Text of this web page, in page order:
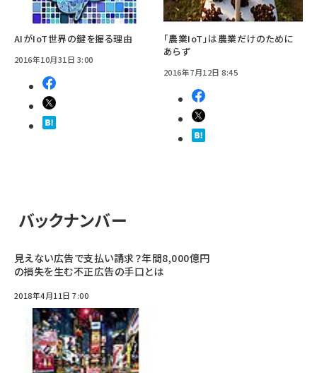
AIがIoT世界の鍵を握る理由
2016年10月31日 3:00
「農業IoT」は農業だけのために
あらず
2016年7月12日 8:45
バックナンバー
見えない広告で支払い請求？年間8,000億円
の損失を生む不正広告の手口とは
2018年4月11日 7:00